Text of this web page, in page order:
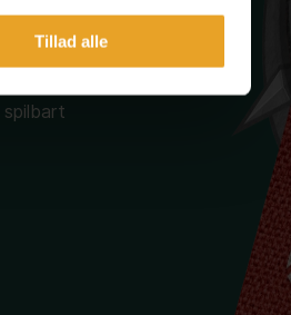
Tillad alle
vores
- nemlig at